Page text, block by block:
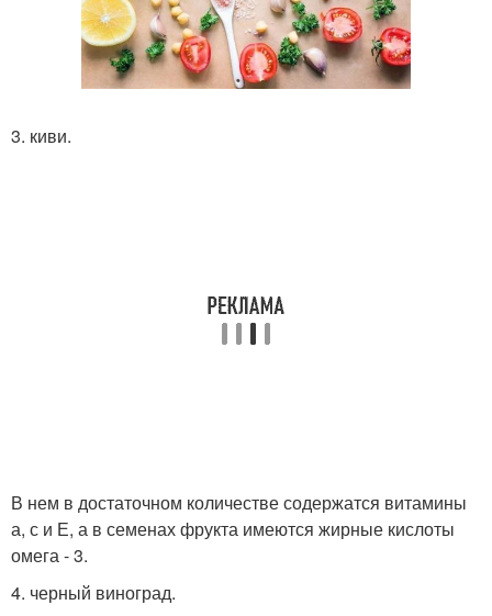
3. киви.
В нем в достаточном количестве содержатся витамины
а, с и Е, а в семенах фрукта имеются жирные кислоты
омега - 3.
4. черный виноград.